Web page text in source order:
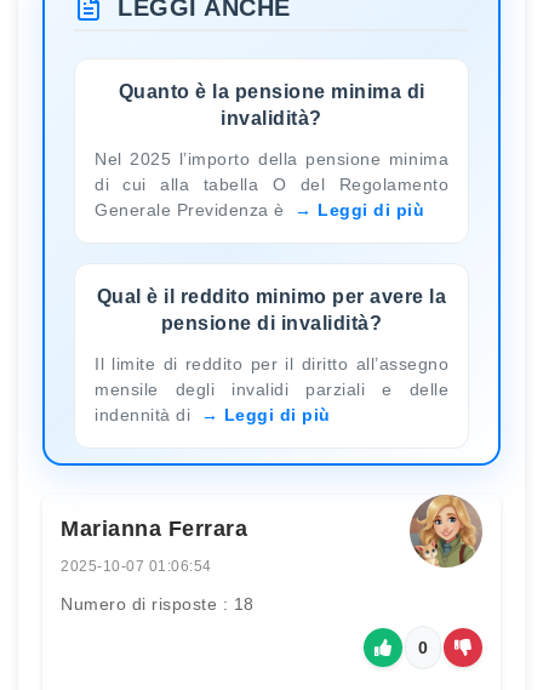
LEGGI ANCHE
Quanto è la pensione minima di
invalidità?
Nel 2025 l’importo della pensione minima
di cui alla tabella O del Regolamento
Generale Previdenza è
Leggi di più
Qual è il reddito minimo per avere la
pensione di invalidità?
Il limite di reddito per il diritto all’assegno
mensile degli invalidi parziali e delle
indennità di
Leggi di più
Marianna Ferrara
2025-10-07 01:06:54
Numero di risposte : 18
0